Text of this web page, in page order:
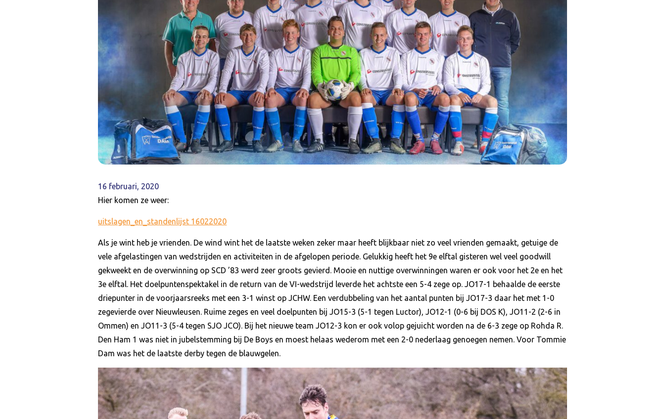
16 februari, 2020
Hier komen ze weer:
uitslagen_en_standenlijst 16022020
Als je wint heb je vrienden. De wind wint het de laatste weken zeker maar heeft blijkbaar niet zo veel vrienden gemaakt, getuige de
vele afgelastingen van wedstrijden en activiteiten in de afgelopen periode. Gelukkig heeft het 9e elftal gisteren wel veel goodwill
gekweekt en de overwinning op SCD ’83 werd zeer groots gevierd. Mooie en nuttige overwinningen waren er ook voor het 2e en het
3e elftal. Het doelpuntenspektakel in de return van de VI-wedstrijd leverde het achtste een 5-4 zege op. JO17-1 behaalde de eerste
driepunter in de voorjaarsreeks met een 3-1 winst op JCHW. Een verdubbeling van het aantal punten bij JO17-3 daar het met 1-0
zegevierde over Nieuwleusen. Ruime zeges en veel doelpunten bij JO15-3 (5-1 tegen Luctor), JO12-1 (0-6 bij DOS K), JO11-2 (2-6 in
Ommen) en JO11-3 (5-4 tegen SJO JCO). Bij het nieuwe team JO12-3 kon er ook volop gejuicht worden na de 6-3 zege op Rohda R.
Den Ham 1 was niet in jubelstemming bij De Boys en moest helaas wederom met een 2-0 nederlaag genoegen nemen. Voor Tommie
Dam was het de laatste derby tegen de blauwgelen.